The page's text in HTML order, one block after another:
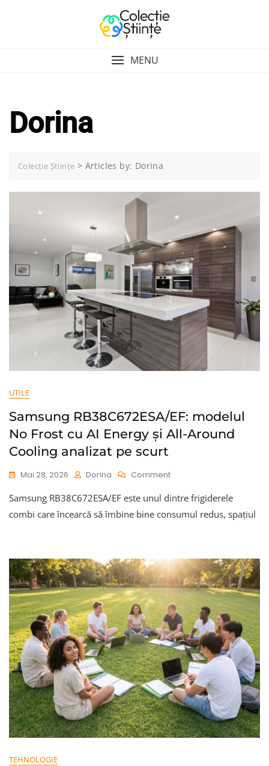
MENU
Dorina
Colecție Științe > Articles by: Dorina
UTILE
Samsung RB38C672ESA/EF: modelul
No Frost cu AI Energy și All-Around
Cooling analizat pe scurt
Mai 28, 2026 Dorina CommentOn
RB38C672ESA/EF:
Modelul
AI
Energy
Și
All-
Around
Cooling
Analizat
Pe
Scurt
Samsung RB38C672ESA/EF este unul dintre frigiderele
combi care încearcă să îmbine bine consumul redus, spațiul
TEHNOLOGIE